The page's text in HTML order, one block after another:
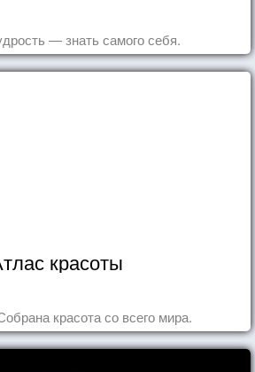
— знать самого себя.
красоты
красота со всего мира.